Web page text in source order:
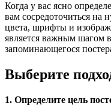
Когда у вас ясно
вам сосредоточиться на
цвета, шрифты и
является важным шагом
запоминающегося
Выберите
1. Определите цель